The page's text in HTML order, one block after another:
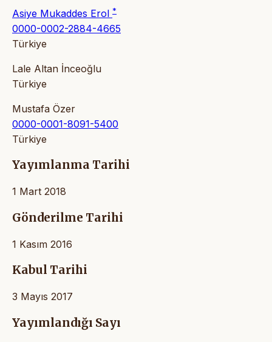
Asiye Mukaddes Erol *
0000-0002-2884-4665
Türkiye
Lale Altan İnceoğlu
Türkiye
Mustafa Özer
0000-0001-8091-5400
Türkiye
Yayımlanma Tarihi
1 Mart 2018
Gönderilme Tarihi
1 Kasım 2016
Kabul Tarihi
3 Mayıs 2017
Yayımlandığı Sayı